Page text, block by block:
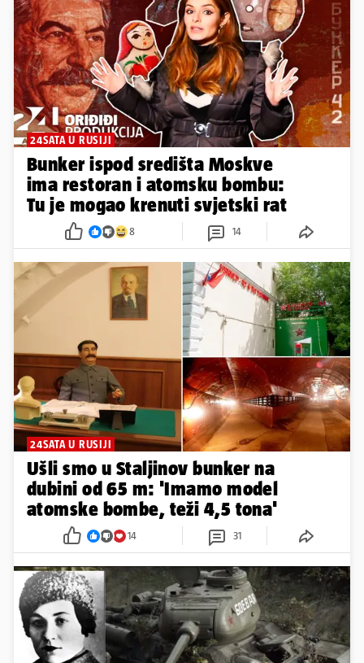
24SATA U RUSIJI
Bunker ispod središta Moskve
ima restoran i atomsku bombu:
Tu je mogao krenuti svjetski rat
8 14
24SATA U RUSIJI
Ušli smo u Staljinov bunker na
dubini od 65 m: 'Imamo model
atomske bombe, teži 4,5 tona'
14 31